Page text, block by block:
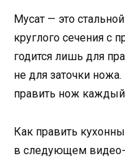
Мусат — это
круглого сечения с
годится лишь для
не для заточки
править нож каждый
Как править
в следующем видео-